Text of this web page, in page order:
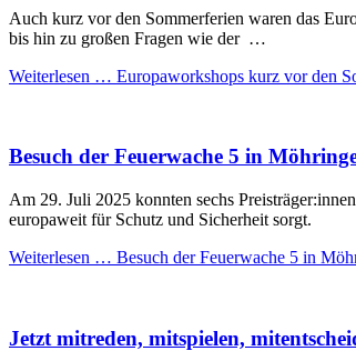
Auch kurz vor den Sommerferien waren das
bis hin zu großen Fragen wie der …
Weiterlesen … Europaworkshops kurz vor den
Besuch der Feuerwache 5 in
Am 29. Juli 2025 konnten sechs
europaweit für Schutz und Sicherheit sorgt.
Weiterlesen … Besuch der Feuerwache 5 in
Jetzt mitreden, mitspielen,